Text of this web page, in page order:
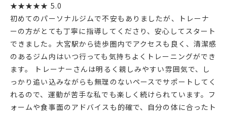
★★★★★ 5.0
初めてのパーソナルジムで不安もありましたが、トレーナ
ーの方がとても丁寧に指導してくださり、安心してスタート
できました。大宮駅から徒歩圏内でアクセスも良く、清潔感
のあるジム内はいつ行っても気持ちよくトレーニングができ
ます。 トレーナーさんは明るく親しみやすい雰囲気で、し
っかり追い込みながらも無理のないペースでサポートしてく
れるので、運動が苦手な私でも楽しく続けられています。フ
ォームや食事面のアドバイスも的確で、自分の体に合ったト